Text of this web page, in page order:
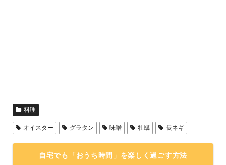
料理
オイスター グラタン 味噌 牡蠣 長ネギ
自宅でも「おうち時間」を楽しく過ごす方法